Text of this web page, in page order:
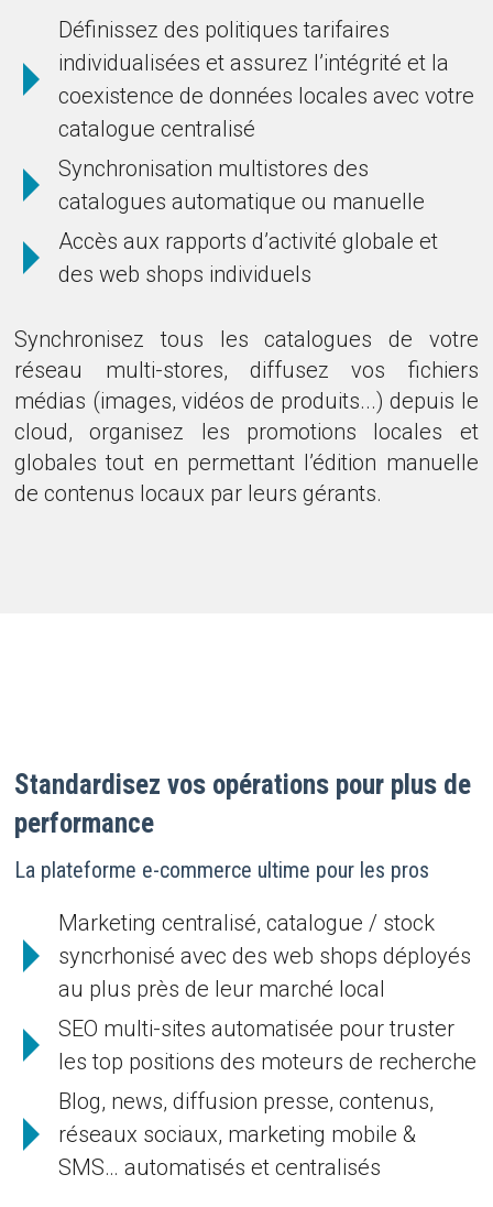
Définissez des politiques tarifaires
individualisées et assurez l’intégrité et la
coexistence de données locales avec votre
catalogue centralisé
Synchronisation multistores des
catalogues automatique ou manuelle
Accès aux rapports d’activité globale et
des web shops individuels
Synchronisez tous les catalogues de votre
réseau multi-stores, diffusez vos fichiers
médias (images, vidéos de produits...) depuis le
cloud, organisez les promotions locales et
globales tout en permettant l’édition manuelle
de contenus locaux par leurs gérants.
Standardisez vos opérations pour plus de
performance
La plateforme e-commerce ultime pour les pros
Marketing centralisé, catalogue / stock
syncrhonisé avec des web shops déployés
au plus près de leur marché local
SEO multi-sites automatisée pour truster
les top positions des moteurs de recherche
Blog, news, diffusion presse, contenus,
réseaux sociaux, marketing mobile &
SMS… automatisés et centralisés